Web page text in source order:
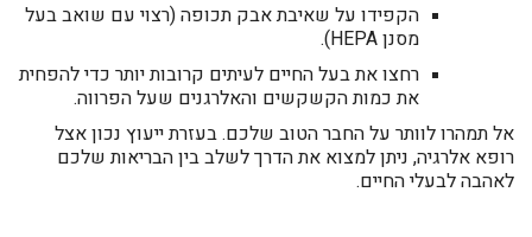
הקפידו על שאיבת אבק תכופה (רצוי עם שואב בעל
מסנן HEPA).
רחצו את בעל החיים לעיתים קרובות יותר כדי להפחית
את כמות הקשקשים והאלרגנים שעל הפרווה.
אל תמהרו לוותר על החבר הטוב שלכם. בעזרת ייעוץ נכון אצל
רופא אלרגיה, ניתן למצוא את הדרך לשלב בין הבריאות שלכם
לאהבה לבעלי החיים.